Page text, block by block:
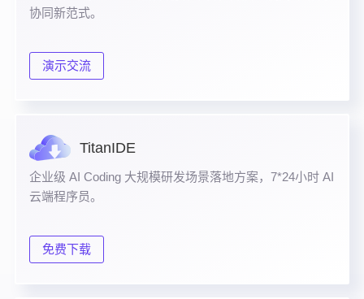
协同新范式。
演示交流
TitanIDE
企业级 AI Coding 大规模研发场景落地方案，7*24小时 AI
云端程序员。
免费下载